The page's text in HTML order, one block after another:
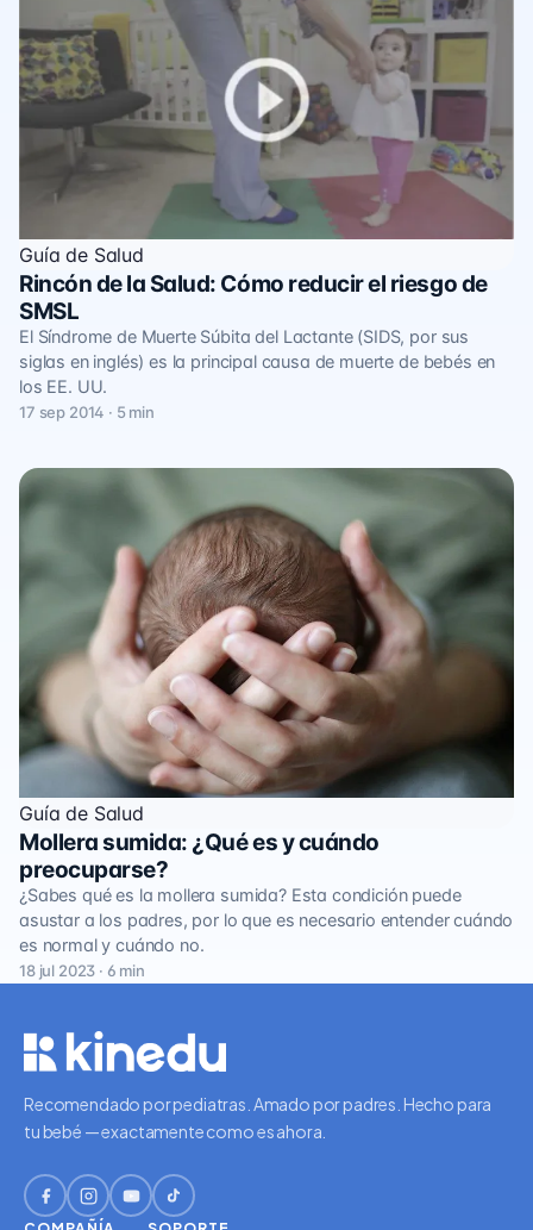
Guía de Salud
Rincón de la Salud: Cómo reducir el riesgo de
SMSL
El Síndrome de Muerte Súbita del Lactante (SIDS, por sus
siglas en inglés) es la principal causa de muerte de bebés en
los EE. UU.
17 sep 2014 · 5 min
Guía de Salud
Mollera sumida: ¿Qué es y cuándo
preocuparse?
¿Sabes qué es la mollera sumida? Esta condición puede
asustar a los padres, por lo que es necesario entender cuándo
es normal y cuándo no.
18 jul 2023 · 6 min
Recomendado por pediatras. Amado por padres. Hecho para
tu bebé — exactamente como es ahora.